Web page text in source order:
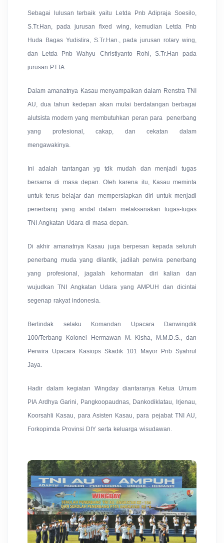
Sebagai lulusan terbaik yaitu Letda Pnb Adipraja Soesilo,
S.Tr.Han, pada jurusan fixed wing, kemudian Letda Pnb
Huda Bagas Yudistira, S.Tr.Han., pada jurusan rotary wing,
dan Letda Pnb Wahyu Christiyanto Rohi, S.Tr.Han pada
jurusan PTTA.
Dalam amanatnya Kasau menyampaikan dalam Renstra TNI
AU, dua tahun kedepan akan mulai berdatangan berbagai
alutsista modern yang membutuhkan peran para penerbang
yang profesional, cakap, dan cekatan dalam
mengawakinya.
Ini adalah tantangan yg tdk mudah dan menjadi tugas
bersama di masa depan. Oleh karena itu, Kasau meminta
untuk terus belajar dan mempersiapkan diri untuk menjadi
penerbang yang andal dalam melaksanakan tugas-tugas
TNI Angkatan Udara di masa depan.
Di akhir amanatnya Kasau juga berpesan kepada seluruh
penerbang muda yang dilantik, jadilah perwira penerbang
yang profesional, jagalah kehormatan diri kalian dan
wujudkan TNI Angkatan Udara yang AMPUH dan dicintai
segenap rakyat indonesia.
Bertindak selaku Komandan Upacara Danwingdik
100/Terbang Kolonel Hermawan M. Kisha, M.M.D.S., dan
Perwira Upacara Kasiops Skadik 101 Mayor Pnb Syahrul
Jaya.
Hadir dalam kegiatan Wingday diantaranya Ketua Umum
PIA Ardhya Garini, Pangkoopaudnas, Dankodiklatau, Irjenau,
Koorsahli Kasau, para Asisten Kasau, para pejabat TNI AU,
Forkopimda Provinsi DIY serta keluarga wisudawan.